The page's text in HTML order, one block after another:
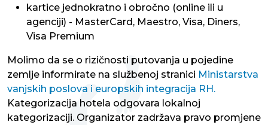
kartice jednokratno i obročno (online ili u
agenciji) - MasterCard, Maestro, Visa, Diners,
Visa Premium
Molimo da se o rizičnosti putovanja u pojedine
zemlje informirate na službenoj stranici Ministarstva
vanjskih poslova i europskih integracija RH.
Kategorizacija hotela odgovara lokalnoj
kategorizaciji. Organizator zadržava pravo promjene